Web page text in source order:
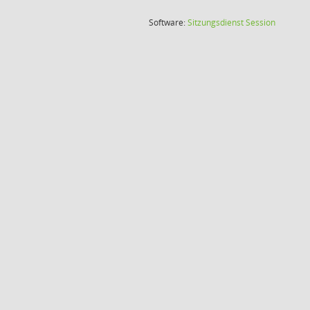
Software:SitzungsdienstSession(Wird in